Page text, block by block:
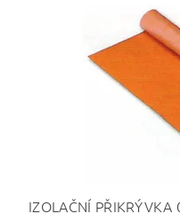
IZOLAČNÍ